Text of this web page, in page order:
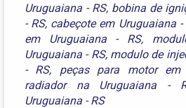
Uruguaiana - RS, bobina de
- RS, cabeçote em Uruguaiana -
em Uruguaiana - RS,
Uruguaiana - RS, modulo de
- RS, peças para motor em
radiador na Uruguaiana -
Uruguaiana - RS